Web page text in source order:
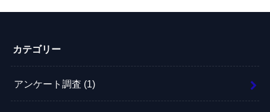
カテゴリー
アンケート調査 (1)